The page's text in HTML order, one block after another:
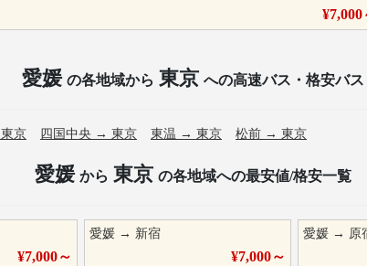
¥7,000
愛媛 の各地域から 東京 への高速バス・格安バス
東京 四国中央 → 東京 東温 → 東京 松前 → 東京
愛媛 から 東京 の各地域への最安値/格安一覧
¥7,000～
愛媛 → 新宿
¥7,000～
愛媛 → 原